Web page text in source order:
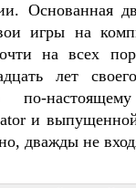
Основанная
игры на
на всех
лет
и
дважды не